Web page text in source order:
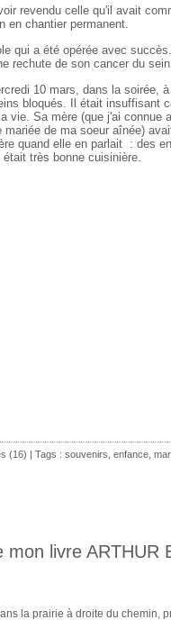
revendu celle qu'il avait
en chantier permanent.
qui a été opérée avec
rechute de son cancer du
10 mars, dans la soirée,
bloqués. Il était insuffisant
vie. Sa mère (que j'ai connue
de ma soeur aînée)
quand elle en parlait : des
très bonne cuisinière.
(16) | Tags : souvenirs enfance
livre ARTHUR
la prairie à droite du chemin,